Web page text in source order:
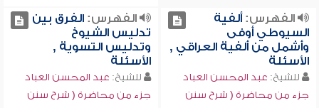
الفهرس:ألفية
السيوطي أوفى
وأشمل من ألفية العراقي ,
الأسئلة
للشيخ: عبد المحسن العباد
جزء من محاضرة ( شرح سنن
الفهرس:الفرق بين
تدليس الشيوخ
وتدليس التسوية ,
الأسئلة
للشيخ: عبد المحسن العباد
جزء من محاضرة ( شرح سنن